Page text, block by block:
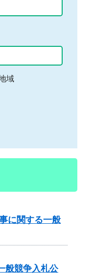
域
に関する一般
般競争入札公